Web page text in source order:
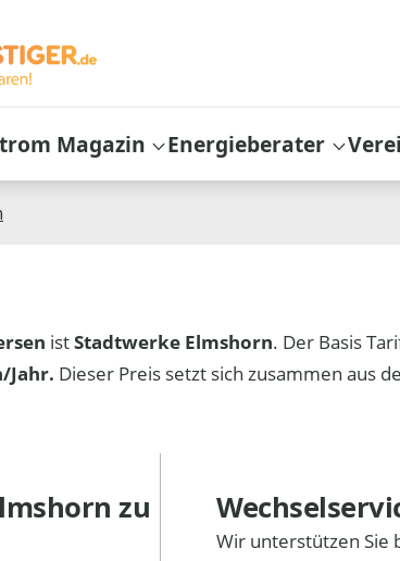
Magazin Energieberater
istStadtwerke Elmshorn. Der Basis
Jahr. Dieser Preis setzt sich zusammen aus
zu
Wir unterstützen Sie